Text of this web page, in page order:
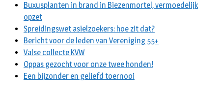
Buxusplanten in brand in Biezenmortel, vermoedelijk
opzet
Spreidingswet asielzoekers: hoe zit dat?
Bericht voor de leden van Vereniging 55+
Valse collecte KVW
Oppas gezocht voor onze twee honden!
Een bijzonder en geliefd toernooi